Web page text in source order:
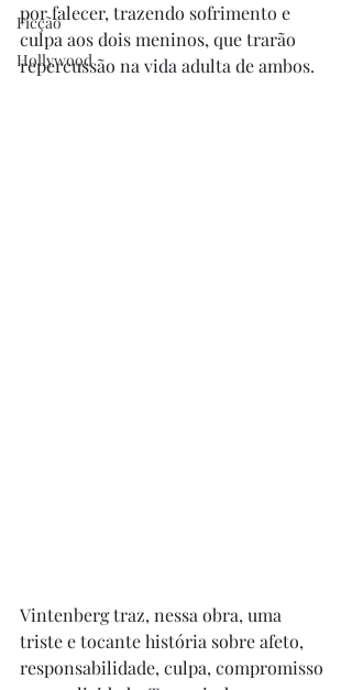
Ficção
Hollywood
por falecer, trazendo sofrimento e
culpa aos dois meninos, que trarão
repercussão na vida adulta de ambos.
Vintenberg traz, nessa obra, uma
triste e tocante história sobre afeto,
responsabilidade, culpa, compromisso